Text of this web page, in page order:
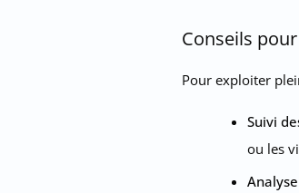
Conseils
Pour exploiter
Suivi
ou les